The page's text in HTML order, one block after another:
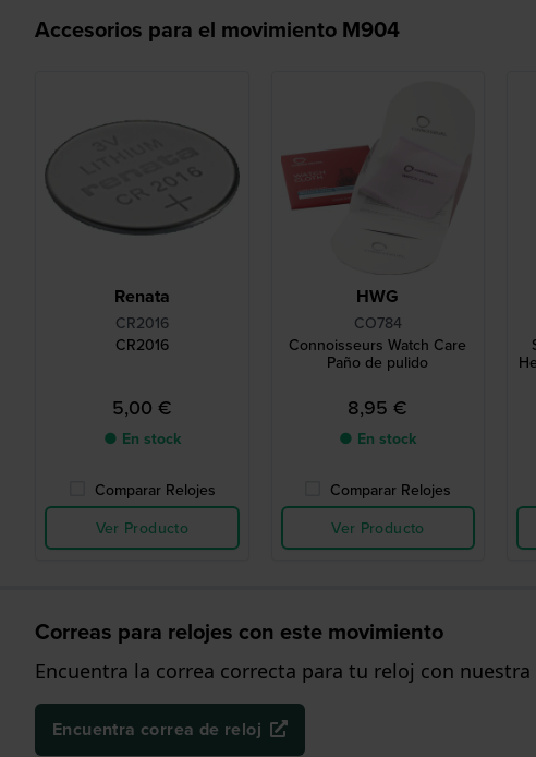
Accesorios para el movimiento M904
Renata
CR2016
CR2016
5,00 €
● En stock
Comparar Relojes
Ver Producto
HWG
CO784
Connoisseurs Watch Care
Paño de pulido
8,95 €
● En stock
Comparar Relojes
Ver Producto
Correas para relojes con este movimiento
Encuentra la correa correcta para tu reloj con
Encuentra correa de reloj